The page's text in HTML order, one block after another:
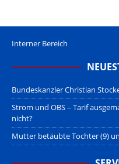
Interner Bereich
Bundeskanzler Christian
Strom und OBS – Tarif
nicht?
Mutter betäubte Tochter (9)